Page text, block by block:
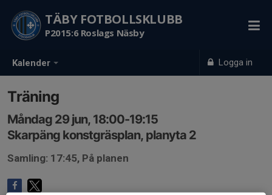
Kalender Logga in
TÄBY FOTBOLLSKLUBB
P2015:6 Roslags Näsby
Träning
Måndag 29 jun, 18:00-19:15
Skarpäng konstgräsplan, planyta 2
Samling: 17:45, På planen